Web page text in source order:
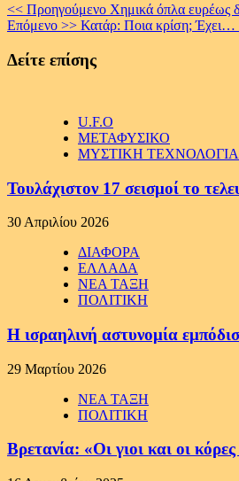
Continue
Reading
<< Προηγούμενο Χημικά όπλα ευρέως
Επόμενο >> Κατάρ: Ποια κρίση; Έχει…
Δείτε επίσης
U.F.O
ΜΕΤΑΦΥΣΙΚΟ
ΜΥΣΤΙΚΗ ΤΕΧΝΟΛΟΓΙΑ
Τουλάχιστον 17 σεισμοί το
30 Απριλίου 2026
ΔΙΑΦΟΡΑ
ΕΛΛΑΔΑ
ΝΕΑ ΤΑΞΗ
ΠΟΛΙΤΙΚΗ
Η ισραηλινή αστυνομία
29 Μαρτίου 2026
ΝΕΑ ΤΑΞΗ
ΠΟΛΙΤΙΚΗ
Βρετανία: «Οι γιοι και οι